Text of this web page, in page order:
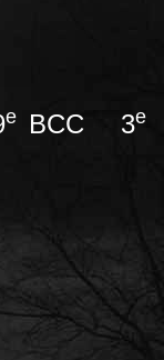
e BCC 3e